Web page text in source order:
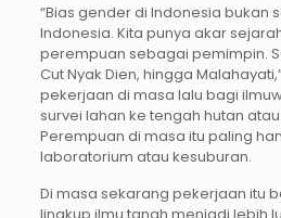
“Bias gender di Indonesia bukan
Indonesia. Kita punya akar
perempuan sebagai pemimpin.
Cut Nyak Dien, hingga
pekerjaan di masa lalu bagi
survei lahan ke tengah hutan
Perempuan di masa itu paling
laboratorium atau kesuburan.
Di masa sekarang pekerjaan itu
lingkup ilmu tanah menjadi lebih